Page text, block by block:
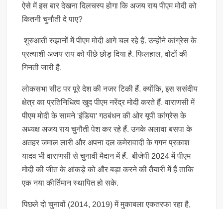
ऐसे में इस बार देखना दिलचस्प होगा कि अजय राय पीएम मोदी को
कितनी चुनौती दे पाए?
शुरुआती रुझानों में पीएम मोदी आगे चल रहे हैं. उन्होंने कांग्रेस के
प्रत्याशी अजय राय को पीछे छोड़ दिया है. फिलहाल, वोटों की
गिनती जारी है.
लोकसभा सीट पर पूरे देश की नजर टिकी हैं. क्योंकि, इस ससंदीय
क्षेत्र का प्रतिनिधित्व खुद पीएम नरेंद्र मोदी करते हैं. वाराणसी में
पीएम मोदी के सामने 'इंडिया' गठबंधन की ओर यूपी कांग्रेस के
अध्यक्ष अजय राय चुनौती पेश कर रहे हैं. उनके अलावा बसपा के
अतहर जमाल लारी और अपना दल कमेरावादी के गगन प्रकाश
यादव भी वाराणसी से चुनावी मैदान में हैं. बीजेपी 2024 में पीएम
मोदी की जीत के आंकड़े को और बड़ा करने की तैयारी में हैं ताकि
एक नया कीर्तिमान स्थापित हो सके.
पिछले दो चुनावों (2014, 2019) में मुकाबला एकतरफा रहा है,